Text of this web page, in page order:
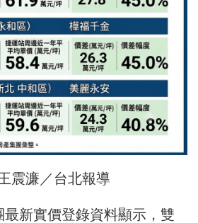
震濂／台北報導
新實價登錄資料顯示，雙